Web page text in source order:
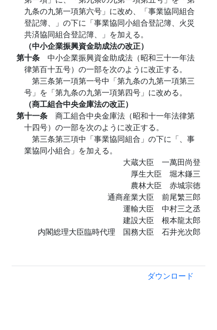
九条の九第一項第六号」に改め、「事業協同組合
登記簿、」の下に「事業協同小組合登記簿、火災
共済協同組合登記簿、」を加える。
（中小企業振興資金助成法の改正）
第十条 中小企業振興資金助成法（昭和三十一年法
律第百十五号）の一部を次のように改正する。
第三条第一項第一号中「第九条の九第一項第三
号」を「第九条の九第一項第四号」に改める。
（商工組合中央金庫法の改正）
第十一条 商工組合中央金庫法（昭和十一年法律第
十四号）の一部を次のように改正する。
第三条第三項中「事業協同組合」の下に「、事
業協同小組合」を加える。
大蔵大臣 一萬田尚登
厚生大臣 堀木鎌三
農林大臣 赤城宗徳
通商産業大臣 前尾繁三郎
運輸大臣 中村三之丞
建設大臣 根本龍太郎
内閣総理大臣臨時代理 国務大臣 石井光次郎
ダウンロード